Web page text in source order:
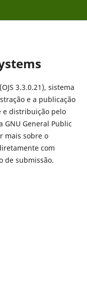
3.3.0.21), sistema
e a publicação
e distribuição pelo
GNU General Public
mais sobre o
com
de submissão.